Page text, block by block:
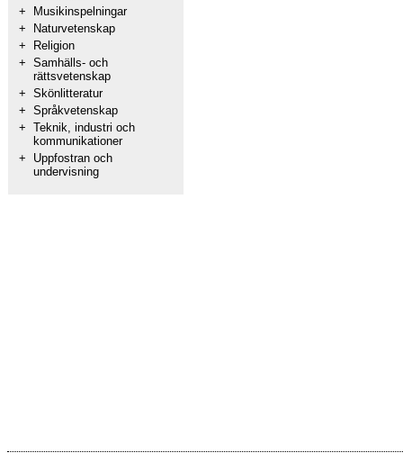
+
Musikinspelningar
+
Naturvetenskap
+
Religion
+ Samhälls- och
rättsvetenskap
+ Skönlitteratur
+ Språkvetenskap
+ Teknik, industri och
kommunikationer
+
Uppfostran och
undervisning